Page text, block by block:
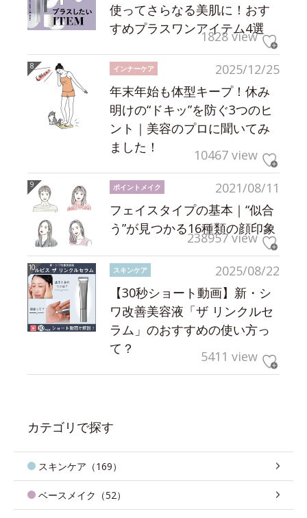
使ってさらなる美肌に！おす
すめプラスワンアイテム4選
1828 view
2025/12/25
インナーケア
年末年始も体型キープ！休み
明けの“ドキッ”を防ぐ3つのヒ
ント｜美容のプロに聞いてみ
ました！
10467 view
2021/08/11
ポイントメイク
フェイスタイプの基本｜“似合
う”が見つかる16種類の顔印象
238957 view
2025/08/22
スキンケア
【30秒ショート動画】新・シ
ワ改善美容液「ザ リンクルセ
ラム」のおすすめの使い方っ
て？
5411 view
カテゴリで探す
スキンケア（169）
ベースメイク（52）